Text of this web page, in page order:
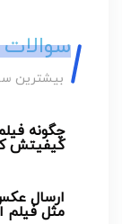
بیشترین
چگونه
کیفیتش
ارسال
مثل